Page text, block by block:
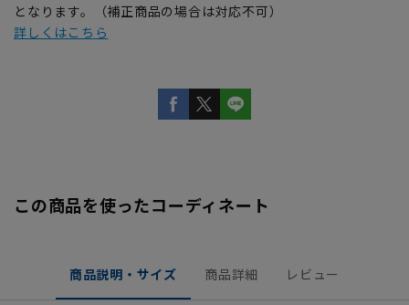
となります。（補正商品の場合は対応不可）
詳しくはこちら
この商品を使ったコーディネート
商品説明・サイズ 商品詳細 レビュー